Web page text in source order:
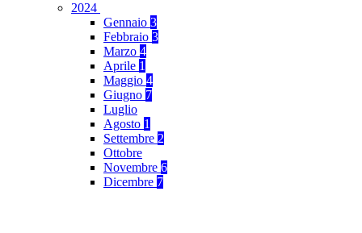
2024
Gennaio 3
Febbraio 3
Marzo 4
Aprile 1
Maggio 4
Giugno 7
Luglio
Agosto 1
Settembre 2
Ottobre
Novembre 6
Dicembre 7